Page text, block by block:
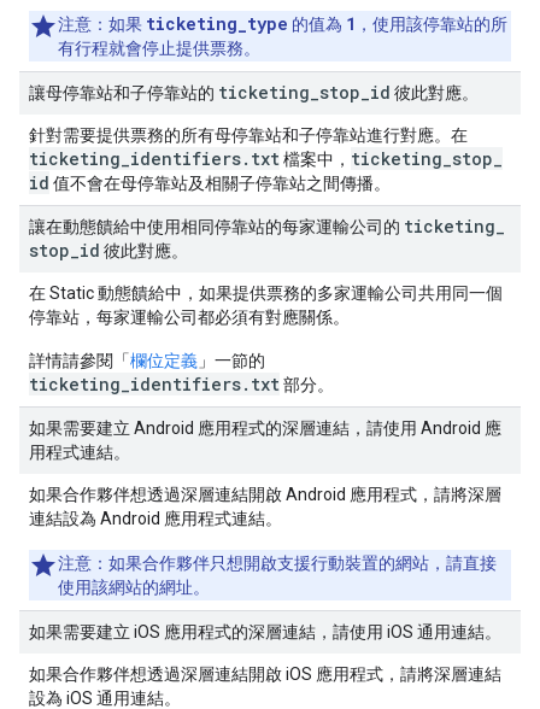
注意： 如果 ticketing_type 的值為 1 ，使用該停靠站的所
有行程就會停止提供票務。
讓母停靠站和子停靠站的 ticketing stop id 彼此對應。
針對需要提供票務的所有母停靠站和子停靠站進行對應。在
ticketing identifiers. txt檔案中， ticketing stop
id 值不會在母停靠站及相關子停靠站之間傳播。
讓在動態饋給中使用相同停靠站的每家運輸公司的 ticketing
stop id 彼此對應。
在 Static 動態饋給中，如果提供票務的多家運輸公司共用同一個
停靠站，每家運輸公司都必須有對應關係。
詳情請參閱「欄位定義 」一節的
ticketing_identifiers.txt部分。
如果需要建立 Android 應用程式的深層連結，請使用 Android 應
用程式連結。
如果合作夥伴想透過深層連結開啟 Android 應用程式，請將深層
連結設為 Android 應用程式連結。
注意： 如果合作夥伴只想開啟支援行動裝置的網站，請直接
使用該網站的網址。
如果需要建立 iOS 應用程式的深層連結，請使用 iOS 通用連結。
如果合作夥伴想透過深層連結開啟 iOS 應用程式，請將深層連結
設為 iOS 通用連結。